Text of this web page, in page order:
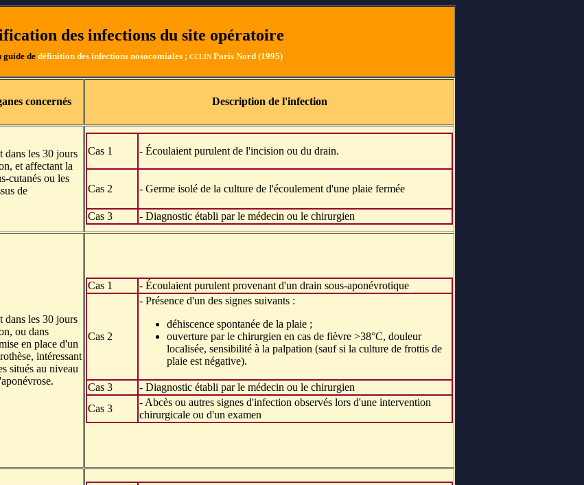
des infections du site opératoire
dedéfinition des infections nosocomiales ; CCLINParis Nord (1995)
concernés Description de l'infection
dans les 30 jours
et affectant la
cutanés ou les
de
Cas 1 - Écoulaient purulent de l'incision ou du drain.
Cas 2 - Germe isolé de la culture de l'écoulement d'une plaie fermée
Cas 3 - Diagnostic établi par le médecin ou le chirurgien
dans les 30 jours
ou dans
en place d'un
intéressant
situés au niveau
Cas 1 - Écoulaient purulent provenant d'un drain sous-aponévrotique
Cas 2
- Présence d'un des signes suivants :
déhiscence spontanée de la plaie ;
ouverture par le chirurgien en cas de fièvre >38°C, douleur
localisée, sensibilité à la palpation (sauf si la culture de frottis de
plaie est négative).
Cas 3
- Diagnostic établi par le médecin ou le chirurgien
Cas 3
- Abcès ou autres signes d'infection observés lors d'une intervention
chirurgicale ou d'un examen